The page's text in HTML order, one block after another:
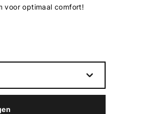
voor optimaal comfort!